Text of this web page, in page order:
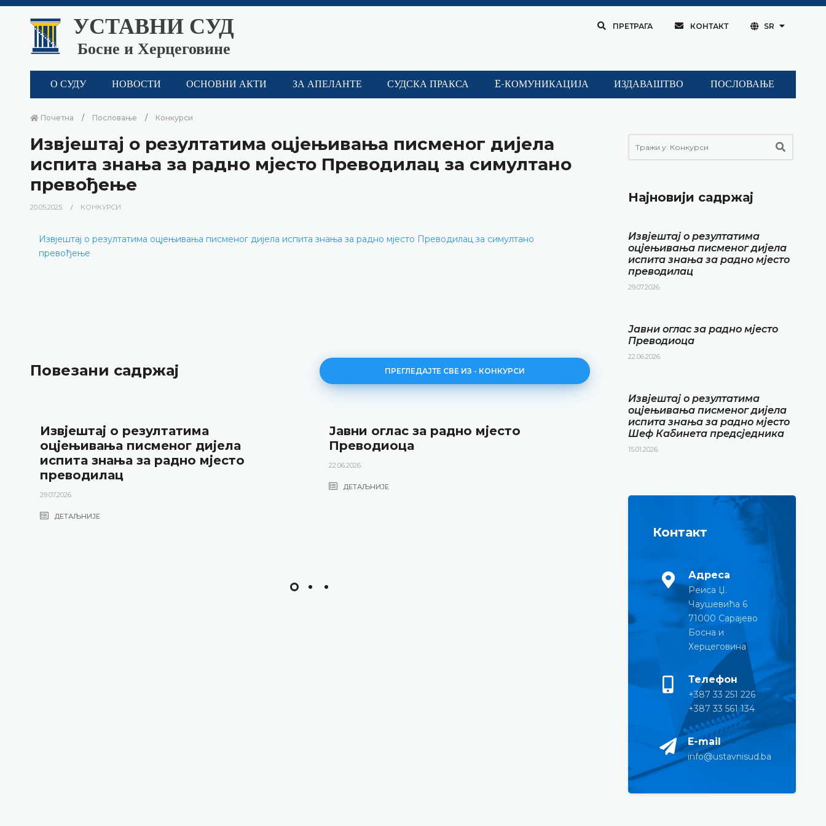
УСТАВНИ СУД
Босне и Херцеговине
ПРЕТРАГА КОНТАКТ SR
О СУДУ НОВОСТИ ОСНОВНИ АКТИ ЗА АПЕЛАНТЕ СУДСКА ПРАКСА E-КОМУНИКАЦИЈА ИЗДАВАШТВО ПОСЛОВАЊЕ
Почетна Пословање Конкурси
Извјештај о резултатима оцјењивања писменог дијела
испита знања за радно мјесто Преводилац за симултано
превођење
20.05.2025. КОНКУРСИ
Извјештај о резултатима оцјењивања писменог дијела испита знања за радно мјесто Преводилац за симултано
превођење
Повезани садржај ПРЕГЛЕДАЈТЕ СВЕ ИЗ - КОНКУРСИ
Извјештај о резултатима
оцјењивања писменог дијела
испита знања за радно мјесто
преводилац
29.07.2026.
ДЕТАЉНИЈЕ
Јавни оглас за радно мјесто
Преводиоца
22.06.2026.
ДЕТАЉНИЈЕ
Извјештај о резултатима
оцјењивања писменог дијела
15.01.2026.
Најновији садржај
Извјештај о резултатима
оцјењивања писменог дијела
испита знања за радно мјесто
преводилац
29.07.2026.
Јавни оглас за радно мјесто
Преводиоца
22.06.2026.
Извјештај о резултатима
оцјењивања писменог дијела
испита знања за радно мјесто
Шеф Кабинета предсједника
15.01.2026.
Контакт
Адреса
Реиса Џ.
Чаушевића 6
71000 Сарајево
Босна и
Херцеговина
Телефон
+387 33 251 226
+387 33 561 134
E-mail
info@ustavnisud.ba